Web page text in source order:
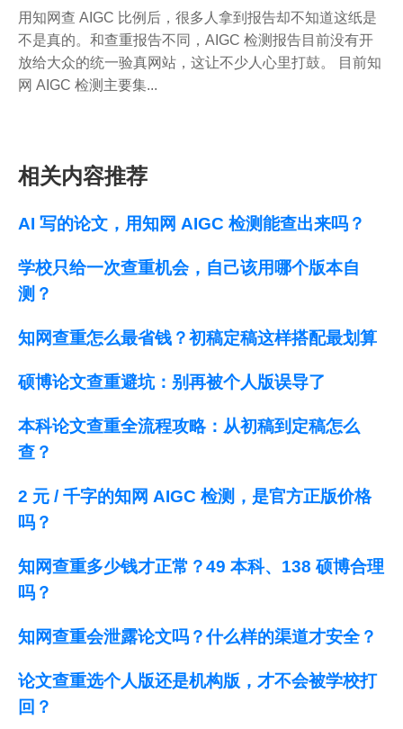
用知网查 AIGC 比例后，很多人拿到报告却不知道这纸是
不是真的。和查重报告不同，AIGC 检测报告目前没有开
放给大众的统一验真网站，这让不少人心里打鼓。 目前知
网 AIGC 检测主要集...
相关内容推荐
AI 写的论文，用知网 AIGC 检测能查出来吗？
学校只给一次查重机会，自己该用哪个版本自
测？
知网查重怎么最省钱？初稿定稿这样搭配最划算
硕博论文查重避坑：别再被个人版误导了
本科论文查重全流程攻略：从初稿到定稿怎么
查？
2 元 / 千字的知网 AIGC 检测，是官方正版价格
吗？
知网查重多少钱才正常？49 本科、138 硕博合理
吗？
知网查重会泄露论文吗？什么样的渠道才安全？
论文查重选个人版还是机构版，才不会被学校打
回？